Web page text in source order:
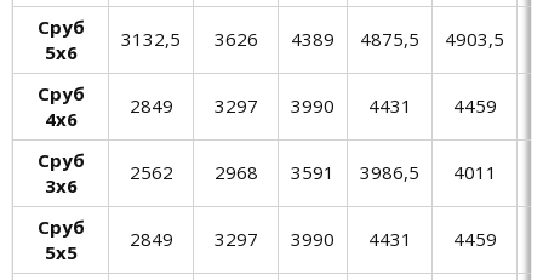
Сруб
5х6
3132,5 3626 4389 4875,5 4903,5
Сруб
4х6
2849 3297 3990 4431 4459
Сруб
3х6
2562 2968 3591 3986,5 4011
Сруб
5х5
2849 3297 3990 4431 4459